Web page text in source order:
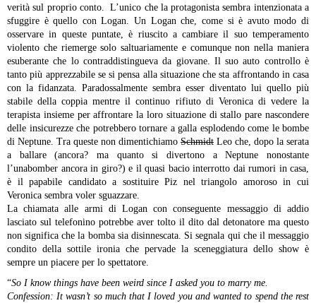
verità sul proprio conto. L’unico che la protagonista sembra intenzionata a
sfuggire è quello con Logan. Un Logan che, come si è avuto modo di
osservare in queste puntate, è riuscito a cambiare il suo temperamento
violento che riemerge solo saltuariamente e comunque non nella maniera
esuberante che lo contraddistingueva da giovane. Il suo auto controllo è
tanto più apprezzabile se si pensa alla situazione che sta affrontando in casa
con la fidanzata. Paradossalmente sembra esser diventato lui quello più
stabile della coppia mentre il continuo rifiuto di Veronica di vedere la
terapista insieme per affrontare la loro situazione di stallo pare nascondere
delle insicurezze che potrebbero tornare a galla esplodendo come le bombe
di Neptune. Tra queste non dimentichiamo Schmidt Leo che, dopo la serata
a ballare (ancora? ma quanto si divertono a Neptune nonostante
l’unabomber ancora in giro?) e il quasi bacio interrotto dai rumori in casa,
è il papabile candidato a sostituire Piz nel triangolo amoroso in cui
Veronica sembra voler sguazzare.
La chiamata alle armi di Logan con conseguente messaggio di addio
lasciato sul telefonino potrebbe aver tolto il dito dal detonatore ma questo
non significa che la bomba sia disinnescata. Si segnala qui che il messaggio
condito della sottile ironia che pervade la sceneggiatura dello show è
sempre un piacere per lo spettatore.
“So I know things have been weird since I asked you to marry me.
Confession: It wasn’t so much that I loved you and wanted to spend the rest